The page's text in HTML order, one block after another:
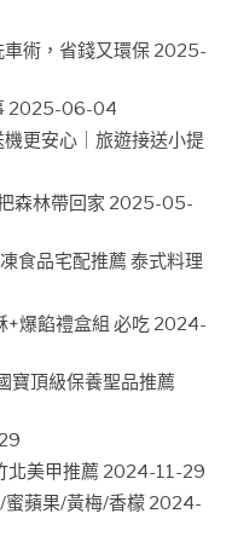
術，省錢又環保 2025-
2025-06-04
更安心｜旅遊接送小提
森林帶回家 2025-05-
食品宅配推薦 泰式料理
+爆餡禮盒組 必吃 2024-
寶頂級保養聖品推薦
北美甲推薦 2024-11-29
蜜蘋果/黃梅/香檬 2024-